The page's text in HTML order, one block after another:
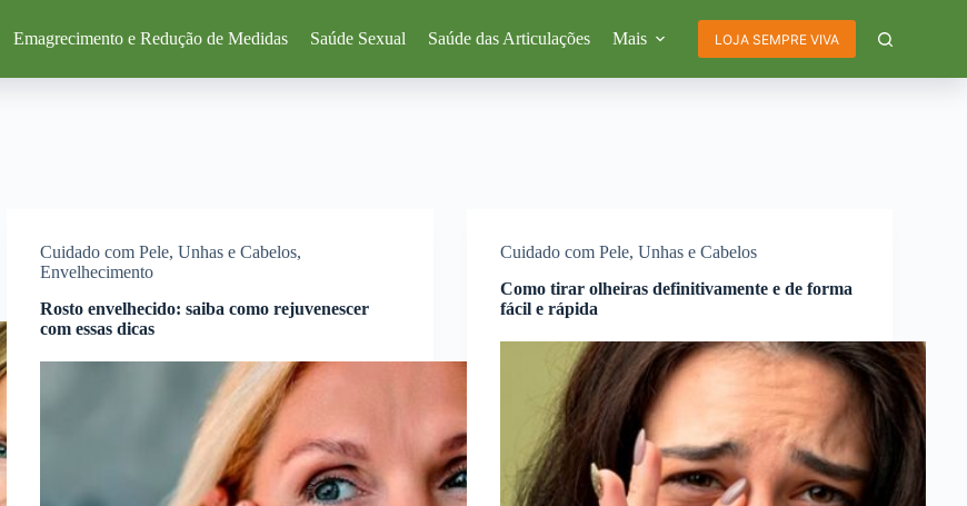
Emagrecimento e Redução de Medidas Saúde Sexual Saúde das Articulações Mais LOJA SEMPRE VIVA
Cuidado com Pele, Unhas e Cabelos,
Envelhecimento
Rosto envelhecido: saiba como rejuvenescer
com essas dicas
Cuidado com Pele, Unhas e Cabelos
Como tirar olheiras definitivamente e de forma
fácil e rápida